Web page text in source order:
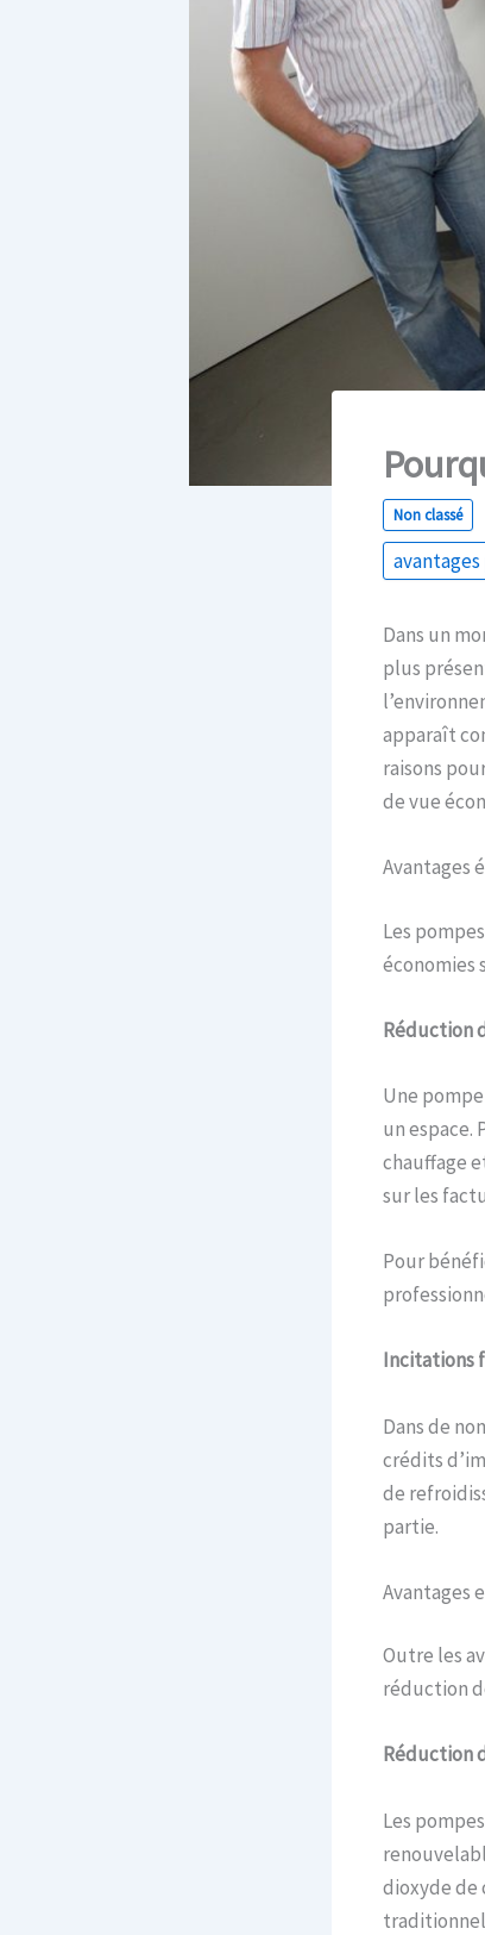
Non classé
Dans un
plus
apparaît
raisons
de vue
Avantages
Les
économies
Réduction
Une
un espace.
chauffage
sur les
Pour
Incitations
Dans de
crédits
de
partie.
Avantages
Outre les
réduction
Réduction
Les
dioxyde de